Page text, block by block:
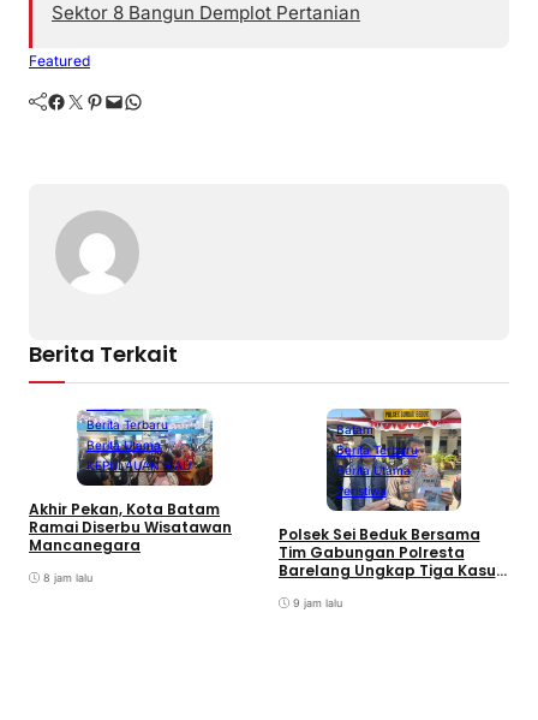
Sektor 8 Bangun Demplot Pertanian
Featured
Facebook Twitter Pinterest Mail WhatsApp
Berita Terkait
Berita Terbaru
Berita Utama
KEPULAUAN RIAU
Akhir Pekan, Kota Batam
Ramai Diserbu Wisatawan
Mancanegara
8 jam lalu
Batam
Berita Terbaru
Berita Utama
Peristiwa
Polsek Sei Beduk Bersama
Tim Gabungan Polresta
Barelang Ungkap Tiga Kasus
9 jam lalu